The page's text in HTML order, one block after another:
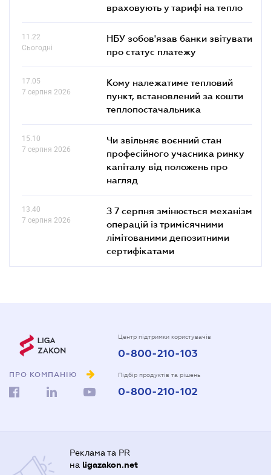
враховують у тарифі на тепло
11.22
Сьогодні
НБУ зобов'язав банки звітувати
про статус платежу
17.05
7 серпня 2026
Кому належатиме тепловий
пункт, встановлений за кошти
теплопостачальника
15.10
7 серпня 2026
Чи звільняє воєнний стан
професійного учасника ринку
капіталу від положень про
нагляд
13.40
7 серпня 2026
З 7 серпня змінюється механізм
операцій із тримісячними
лімітованими депозитними
сертифікатами
ПРО КОМПАНІЮ
Центр підтримки користувачів
0-800-210-103
Підбір продуктів та рішень
0-800-210-102
Реклама та PR
на ligazakon.net